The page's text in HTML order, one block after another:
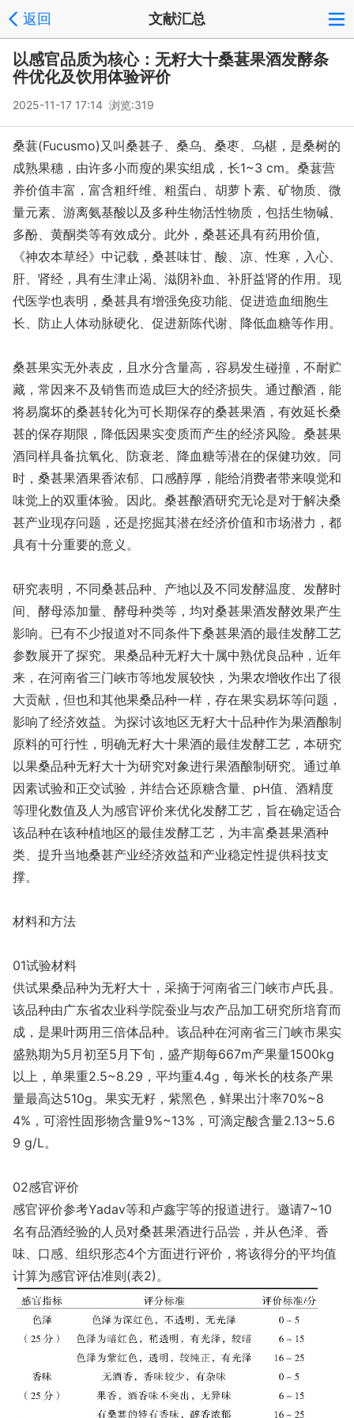
返回 文献汇总
以感官品质为核心：无籽大十桑葚果酒发酵条
件优化及饮用体验评价
2025-11-17 17:14 浏览:319
桑葚(Fucusmo)又叫桑甚子、桑乌、桑枣、乌椹，是桑树的
成熟果穗，由许多小而瘦的果实组成，长1~3 cm。桑葚营
养价值丰富，富含粗纤维、粗蛋白、胡萝卜素、矿物质、微
量元素、游离氨基酸以及多种生物活性物质，包括生物碱、
多酚、黄酮类等有效成分。此外，桑甚还具有药用价值,
《神农本草经》中记载，桑甚味甘、酸、凉、性寒，入心、
肝、肾经，具有生津止渴、滋阴补血、补肝益肾的作用。现
代医学也表明，桑甚具有增强免疫功能、促进造血细胞生
长、防止人体动脉硬化、促进新陈代谢、降低血糖等作用。
桑甚果实无外表皮，且水分含量高，容易发生碰撞，不耐贮
藏，常因来不及销售而造成巨大的经济损失。通过酿酒，能
将易腐坏的桑甚转化为可长期保存的桑甚果酒，有效延长桑
甚的保存期限，降低因果实变质而产生的经济风险。桑甚果
酒同样具备抗氧化、防衰老、降血糖等潜在的保健功效。同
时，桑甚果酒果香浓郁、口感醇厚，能给消费者带来嗅觉和
味觉上的双重体验。因此。桑甚酿酒研究无论是对于解决桑
甚产业现存问题，还是挖掘其潜在经济价值和市场潜力，都
具有十分重要的意义。
研究表明，不同桑甚品种、产地以及不同发酵温度、发酵时
间、酵母添加量、酵母种类等，均对桑甚果酒发酵效果产生
影响。已有不少报道对不同条件下桑甚果酒的最佳发酵工艺
参数展开了探究。果桑品种无籽大十属中熟优良品种，近年
来，在河南省三门峡市等地发展较快，为果农增收作出了很
大贡献，但也和其他果桑品种一样，存在果实易坏等问题，
影响了经济效益。为探讨该地区无籽大十品种作为果酒酿制
原料的可行性，明确无籽大十果酒的最佳发酵工艺，本研究
以果桑品种无籽大十为研究对象进行果酒酿制研究。通过单
因素试验和正交试验，并结合还原糖含量、pH值、酒精度
等理化数值及人为感官评价来优化发酵工艺，旨在确定适合
该品种在该种植地区的最佳发酵工艺，为丰富桑甚果酒种
类、提升当地桑甚产业经济效益和产业稳定性提供科技支
撑。
材料和方法
01试验材料
供试果桑品种为无籽大十，采摘于河南省三门峡市卢氏县。
该品种由广东省农业科学院蚕业与农产品加工研究所培育而
成，是果叶两用三倍体品种。该品种在河南省三门峡市果实
盛熟期为5月初至5月下旬，盛产期每667m产果量1500kg
以上，单果重2.5~8.29，平均重4.4g，每米长的枝条产果
量最高达510g。果实无籽，紫黑色，鲜果出汁率70%~8
4%，可溶性固形物含量9%~13%，可滴定酸含量2.13~5.6
9 g/L。
02感官评价
感官评价参考Yadav等和卢鑫宇等的报道进行。邀请7~10
名有品酒经验的人员对桑甚果酒进行品尝，并从色泽、香
味、口感、组织形态4个方面进行评价，将该得分的平均值
计算为感官评估准则(表2)。